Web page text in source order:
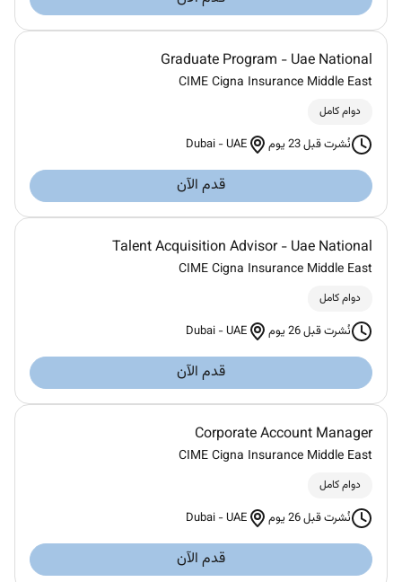
Graduate Program - Uae National
CIME Cigna Insurance Middle East
دوام كامل
نُشرت قبل 23 يوم Dubai -UAE
قدم الآن
Talent Acquisition Advisor - Uae National
CIME Cigna Insurance Middle East
دوام كامل
نُشرت قبل 26 يوم Dubai -UAE
قدم الآن
Corporate Account Manager
CIME Cigna Insurance Middle East
دوام كامل
نُشرت قبل 26 يوم Dubai -UAE
قدم الآن